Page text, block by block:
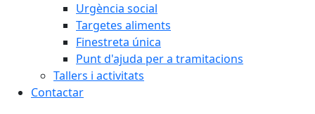
Urgència social
Targetes aliments
Finestreta única
Punt d'ajuda per a tramitacions
Tallers i activitats
Contactar